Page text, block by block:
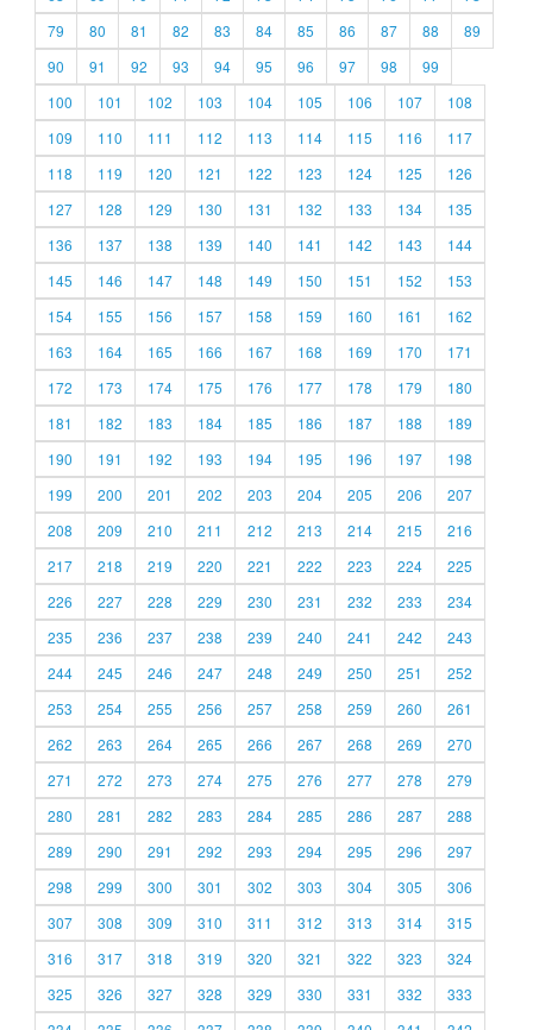
79
80 81 82 83 84 85 86 87 88
89
90
91 92 93 94 95 96 97 98
99
100
101 102 103 104 105 106 107
108
109
110 111 112 113 114 115 116
117
118
119 120 121 122 123 124 125
126
127
128 129 130 131 132 133 134
135
136
137 138 139 140 141 142 143
144
145
146 147 148 149 150 151 152
153
154
155 156 157 158 159 160 161
162
163
164 165 166 167 168 169 170
171
172
173 174 175 176 177 178 179
180
181
182 183 184 185 186 187 188
189
190
191 192 193 194 195 196 197
198
199
200 201 202 203 204 205 206
207
208
209 210 211 212 213 214 215
216
217
218 219 220 221 222 223 224
225
226
227 228 229 230 231 232 233
234
235
236 237 238 239 240 241 242
243
244
245 246 247 248 249 250 251
252
253
254 255 256 257 258 259 260
261
262
263 264 265 266 267 268 269
270
271
272 273 274 275 276 277 278
279
280
281 282 283 284 285 286 287
288
289
290 291 292 293 294 295 296
297
298
299 300 301 302 303 304 305
306
307
308 309 310 311 312 313 314
315
316
317 318 319 320 321 322 323
324
325
326 327 328 329 330 331 332
333